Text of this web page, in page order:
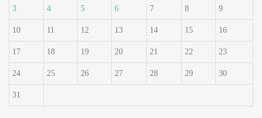
3 4 5 6 7 8 9
10 11 12 13 14 15 16
17 18 19 20 21 22 23
24 25 26 27 28 29 30
31